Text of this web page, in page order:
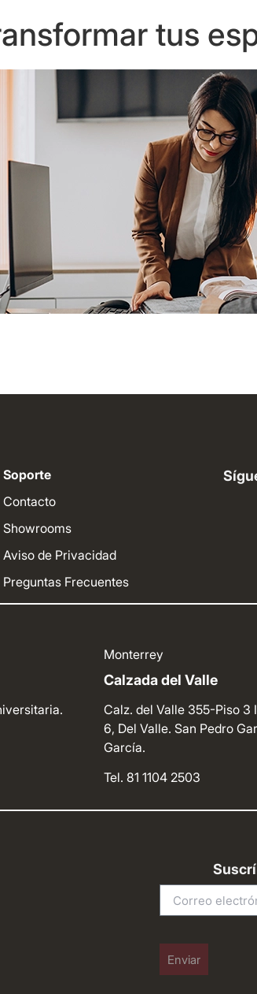
tus
Soporte
Contacto
Showrooms
Aviso de Privacidad
Preguntas Frecuentes
Monterrey
Calzada del Valle
Calz. del Valle 355-Piso 3
6, Del Valle. San Pedro
García.
Tel. 81 1104 2503
Enviar